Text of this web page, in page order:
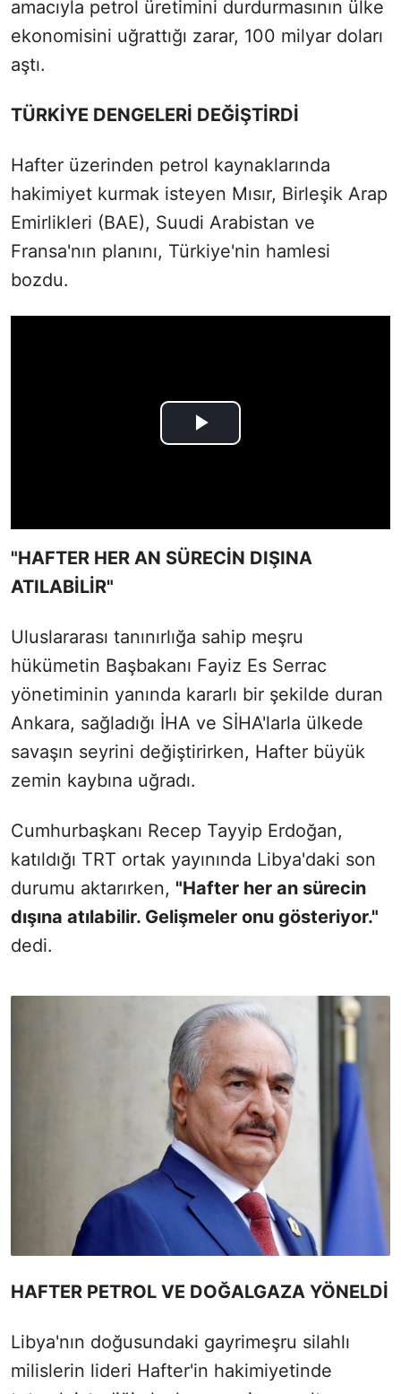
amacıyla petrol üretimini durdurmasının ülke
ekonomisini uğrattığı zarar, 100 milyar doları
aştı.
TÜRKİYE DENGELERİ DEĞİŞTİRDİ
Hafter üzerinden petrol kaynaklarında
hakimiyet kurmak isteyen Mısır, Birleşik Arap
Emirlikleri (BAE), Suudi Arabistan ve
Fransa'nın planını, Türkiye'nin hamlesi
bozdu.
"HAFTER HER AN SÜRECİN DIŞINA
ATILABİLİR"
Uluslararası tanınırlığa sahip meşru
hükümetin Başbakanı Fayiz Es Serrac
yönetiminin yanında kararlı bir şekilde duran
Ankara, sağladığı İHA ve SİHA'larla ülkede
savaşın seyrini değiştirirken, Hafter büyük
zemin kaybına uğradı.
Cumhurbaşkanı Recep Tayyip Erdoğan,
katıldığı TRT ortak yayınında Libya'daki son
durumu aktarırken, "Hafter her an sürecin
dışına atılabilir. Gelişmeler onu gösteriyor."
dedi.
HAFTER PETROL VE DOĞALGAZA YÖNELDİ
Libya'nın doğusundaki gayrimeşru silahlı
milislerin lideri Hafter'in hakimiyetinde